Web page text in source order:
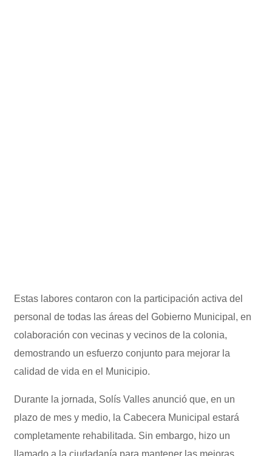
Estas labores contaron con la participación activa del
personal de todas las áreas del Gobierno Municipal, en
colaboración con vecinas y vecinos de la colonia,
demostrando un esfuerzo conjunto para mejorar la
calidad de vida en el Municipio.
Durante la jornada, Solís Valles anunció que, en un
plazo de mes y medio, la Cabecera Municipal estará
completamente rehabilitada. Sin embargo, hizo un